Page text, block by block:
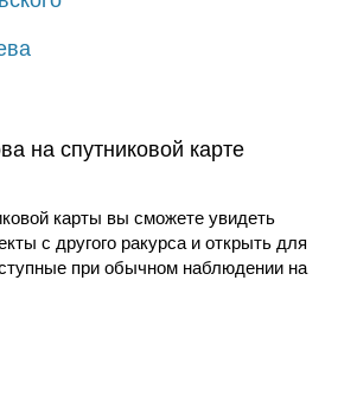
на спутниковой карте
карты вы сможете увидеть
с другого ракурса и открыть для
при обычном наблюдении на